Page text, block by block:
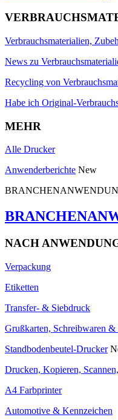
Verbrauchsmaterialien,
News zu
Recycling von
Habe ich Original-
MEHR
Alle Drucker
Anwenderberichte New
NACH
Verpackung
Etiketten
Transfer- & Siebdruck
Grußkarten, Schreibwaren &
Standbodenbeutel-Drucker
Drucken, Kopieren,
A4 Farbprinter
Automotive & Kennzeichen